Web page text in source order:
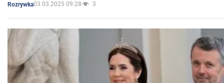
Rozrywka03.03.2025 09:28 3